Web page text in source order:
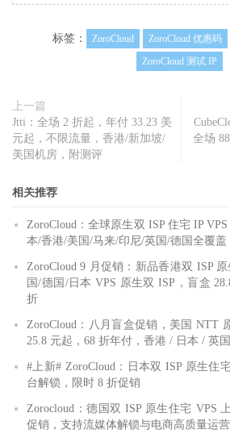
标签： ZoroCloud ZoroCloud 优惠码
ZoroCloud 测试 IP
上一篇
Jtti：全场 2 折起，年付 33.23 美
元起，不限流量，香港/新加坡/
美国机房，附测评
全场
相关推荐
ZoroCloud：全球原生双 ISP 住宅 IP
本/香港/美国/马来/印尼/英国/德国全覆盖
ZoroCloud 9 月促销：新品香港双 ISP
国/德国/日本 VPS 原生双 ISP，盲盒
折
ZoroCloud：八月盲盒促销，美国 NTT
25.8 元起，68 折年付，香港 / 日本 / 英
#上新# ZoroCloud：日本双 ISP 原生住
台解锁，限时 8 折促销
Zorocloud：德国双 ISP 原生住宅 VPS
促销，支持流媒体解锁与电商高质量运营